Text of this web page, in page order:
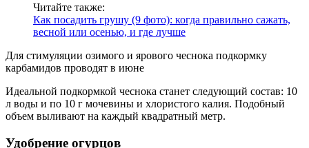
Читайте также:
Как посадить грушу (9 фото): когда правильно сажать,
весной или осенью, и где лучше
Для стимуляции озимого и ярового чеснока подкормку
карбамидов проводят в июне
Идеальной подкормкой чеснока станет следующий состав: 10
л воды и по 10 г мочевины и хлористого калия. Подобный
объем выливают на каждый квадратный метр.
Удобрение огурцов